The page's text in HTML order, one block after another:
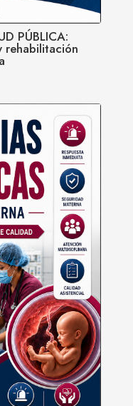
PÚBLICA:
rehabilitación